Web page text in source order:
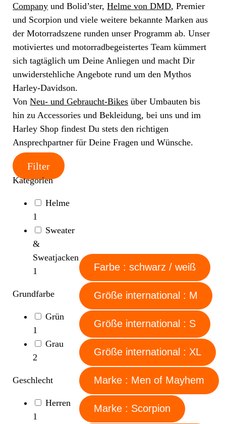
Company und Bolid’ster,Helme von DMD, Premier
und Scorpion und viele weitere bekannte Marken aus
der Motorradszene runden unser Programm ab. Unser
motiviertes und motorradbegeistertes Team kümmert
sich tagtäglich um Deine Anliegen und macht Dir
unwiderstehliche Angebote rund um den Mythos
Harley-Davidson.
VonNeu- und Gebraucht-Bikes über Umbauten bis
hin zu Accessories und Bekleidung, bei uns und im
Harley Shop findest Du stets den richtigen
Ansprechpartner für Deine Fragen und Wünsche.
Filter
Kategorien
Helme
1
Sweater
&
Sweatjacken
1
Grundfarbe
Grün
1
Grau
2
Geschlecht
Herren
1
Farbe : schwarz / weiß
Größe international : M
Größe international : S
Größe international : XL
Marke : Men of Mayhem
Marke : Scorpion